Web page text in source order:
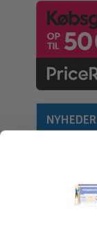
NYHEDER